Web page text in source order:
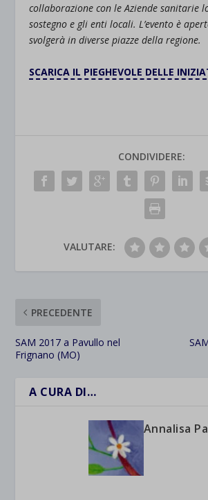
collaborazione con le Aziende sanitarie
sostegno e gli enti locali. L’evento è
svolgerà in diverse piazze della regione.
SCARICA IL PIEGHEVOLE DELLE
CONDIVIDERE:
VALUTARE:
PRECEDENTE
SAM 2017 a Pavullo nel
Frignano (MO)
A CURA DI…
Annalisa